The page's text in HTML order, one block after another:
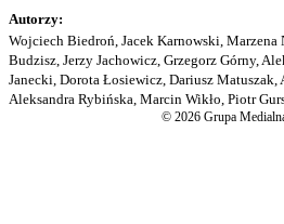
Autorzy:
Wojciech Biedroń, Jacek Karnowski,
Budzisz, Jerzy Jachowicz, Grzegorz Górny,
Janecki, Dorota Łosiewicz, Dariusz Matuszak,
Aleksandra Rybińska, Marcin Wikło, Piotr
© 2026 Grupa